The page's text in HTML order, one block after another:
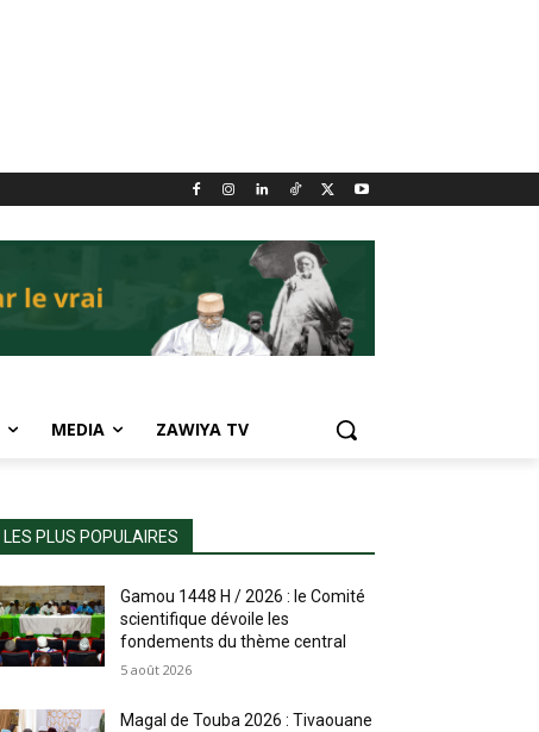
MEDIA ZAWIYA TV
LES PLUS POPULAIRES
Gamou 1448 H / 2026 : le Comité
scientifique dévoile les
fondements du thème central
5 août 2026
Magal de Touba 2026 : Tivaouane